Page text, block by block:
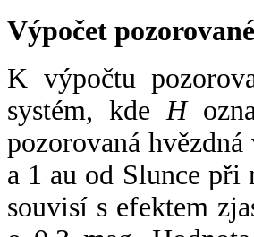
Výpočet
K výpočtu
systém, kde H
pozorovaná
a 1 au od Slunce
souvisí s efektem